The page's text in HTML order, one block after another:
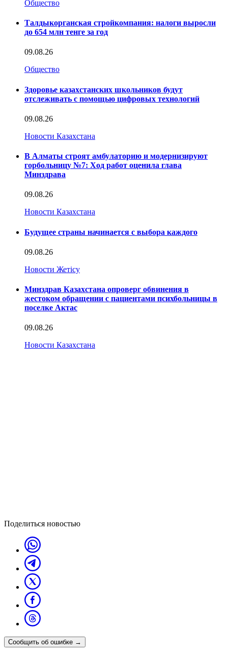
Общество
Талдыкорганская стройкомпания: налоги выросли
до 654 млн тенге за год
09.08.26
Общество
Здоровье казахстанских школьников будут
отслеживать с помощью цифровых технологий
09.08.26
Новости Казахстана
В Алматы строят амбулаторию и модернизируют
горбольницу №7: Ход работ оценила глава
Минздрава
09.08.26
Новости Казахстана
Будущее страны начинается с выбора каждого
09.08.26
Новости Жетісу
Минздрав Казахстана опроверг обвинения в
жестоком обращении с пациентами психбольницы в
поселке Актас
09.08.26
Новости Казахстана
Поделиться новостью
Сообщить об ошибке →